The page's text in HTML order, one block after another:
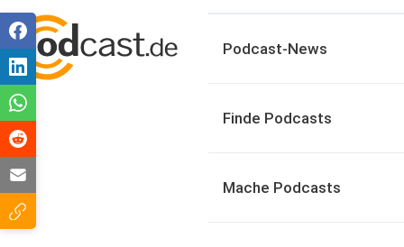
Podcast-News
Finde Podcasts
Mache Podcasts